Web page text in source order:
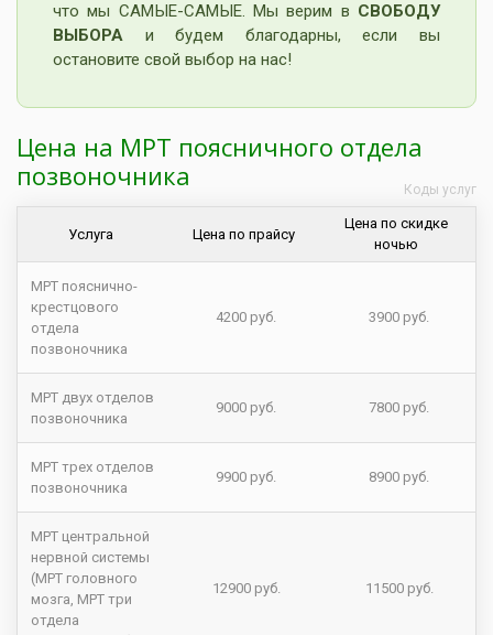
что мы САМЫЕ-САМЫЕ. Мы верим в СВОБОДУ
ВЫБОРА и будем благодарны, если вы
остановите свой выбор на нас!
Цена на МРТ поясничного отдела
позвоночника
Услуга Цена по прайсу
Цена по скидке
ночью
МРТ пояснично-
крестцового
отдела
позвоночника
4200 руб. 3900 руб.
МРТ двух отделов
позвоночника
9000 руб. 7800 руб.
МРТ трех отделов
позвоночника
9900 руб. 8900 руб.
МРТ центральной
нервной системы
(МРТ головного
мозга, МРТ три
отдела
12900 руб. 11500 руб.
Коды услуг